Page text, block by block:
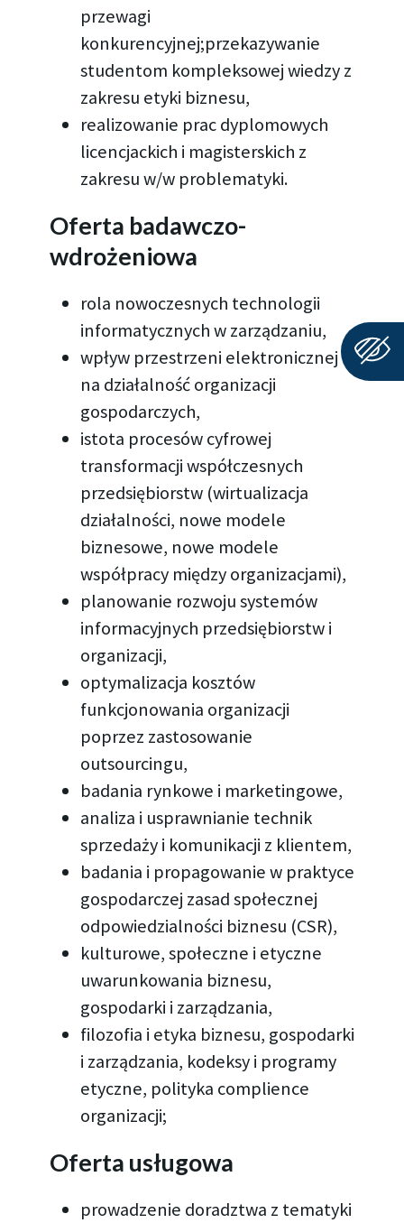
przewagi
konkurencyjnej;przekazywanie
studentom kompleksowej wiedzy z
zakresu etyki biznesu,
realizowanie prac dyplomowych
licencjackich i magisterskich z
zakresu w/w problematyki.
Oferta badawczo-
wdrożeniowa
rola nowoczesnych technologii
informatycznych w zarządzaniu,
wpływ przestrzeni elektronicznej
na działalność organizacji
gospodarczych,
istota procesów cyfrowej
transformacji współczesnych
przedsiębiorstw (wirtualizacja
działalności, nowe modele
biznesowe, nowe modele
współpracy między organizacjami),
planowanie rozwoju systemów
informacyjnych przedsiębiorstw i
organizacji,
optymalizacja kosztów
funkcjonowania organizacji
poprzez zastosowanie
outsourcingu,
badania rynkowe i marketingowe,
analiza i usprawnianie technik
sprzedaży i komunikacji z klientem,
badania i propagowanie w praktyce
gospodarczej zasad społecznej
odpowiedzialności biznesu (CSR),
kulturowe, społeczne i etyczne
uwarunkowania biznesu,
gospodarki i zarządzania,
filozofia i etyka biznesu, gospodarki
i zarządzania, kodeksy i programy
etyczne, polityka complience
organizacji;
Oferta usługowa
prowadzenie doradztwa z tematyki